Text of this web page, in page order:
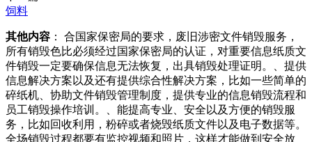
饲料
其他内容 ： 合国家保密局的要求，废旧涉密文件销毁服务，
所有销毁色比必须经过国家保密局的认证，对重要信息纸质文
件销毁一定要确保信息无法恢复，出具销毁处理证明。、提供
信息解决方案以及还有提供综合性解决方案，比如一些简单的
碎纸机、协助文件销毁管理制度，提供专业的信息销毁流程和
员工销毁操作培训。、能提高专业、安全以及方便的销毁服
务，比如回收利用，粉碎或者烧毁纸质文件以及电子数据等。
全场销毁过程都要有监控视频和照片，这样才能做到安全放